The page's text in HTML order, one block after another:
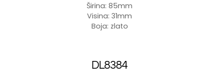
Širina: 85mm
Visina: 31mm
Boja: zlato
DL8384